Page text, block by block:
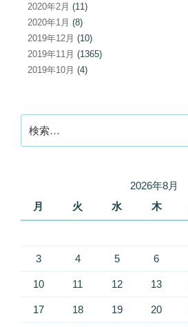
2020年2月 (11)
2020年1月 (8)
2019年12月 (10)
2019年11月 (1365)
2019年10月 (4)
索:
2026年8月
月
火 水 木
3 4 5 6
10 11 12 13
17 18 19 20